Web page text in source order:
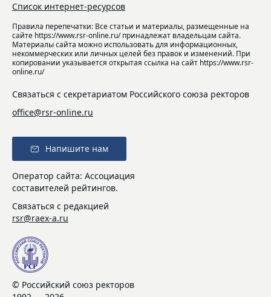
Список интернет-ресурсов
Правила перепечатки: Все статьи и материалы, размещенные на
сайте https://www.rsr-online.ru/ принадлежат владельцам сайта.
Материалы сайта можно использовать для информационных,
некоммерческих или личных целей без правок и изменений. При
копировании указывается открытая ссылка на сайт https://www.rsr-
online.ru/
Связаться с секретариатом Российского союза ректоров
office@rsr-online.ru
Напишите нам
Оператор сайта: Ассоциация
составителей рейтингов.
Связаться с редакцией
rsr@raex-a.ru
© Российский союз ректоров